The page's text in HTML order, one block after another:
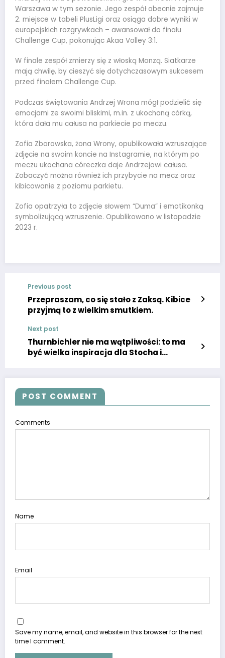
Warszawa w tym sezonie. Jego zespół obecnie zajmuje
2. miejsce w tabeli PlusLigi oraz osiąga dobre wyniki w
europejskich rozgrywkach – awansował do finału
Challenge Cup, pokonując Akaa Volley 3:1.
W finale zespół zmierzy się z włoską Monzą. Siatkarze
mają chwilę, by cieszyć się dotychczasowym sukcesem
przed finałem Challenge Cup.
Podczas świętowania Andrzej Wrona mógł podzielić się
emocjami ze swoimi bliskimi, m.in. z ukochaną córką,
która dała mu całusa na parkiecie po meczu.
Zofia Zborowska, żona Wrony, opublikowała wzruszające
zdjęcie na swoim koncie na Instagramie, na którym po
meczu ukochana córeczka daje Andrzejowi całusa.
Zobaczyć można również ich przybycie na mecz oraz
kibicowanie z poziomu parkietu.
Zofia opatrzyła to zdjęcie słowem “Duma” i emotikonką
symbolizującą wzruszenie. Opublikowano w listopadzie
2023 r.
Previous post
Przepraszam, co się stało z Zaksą. Kibice
przyjmą to z wielkim smutkiem.
Next post
Thurnbichler nie ma wątpliwości: to ma
być wielka inspiracja dla Stocha i
POST COMMENT
Comments
Name
Email
Save my name, email, and website in this browser for the next
time I comment.